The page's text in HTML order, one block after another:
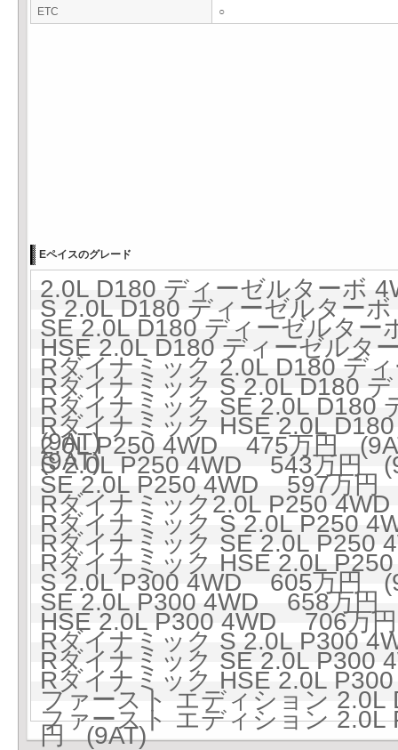
ETC ○
Eペイスのグレード
2.0L D180 ディーゼルターボ
S 2.0L D180 ディーゼルター
SE 2.0L D180 ディーゼルタ
HSE 2.0L D180 ディーゼル
Rダイナミック 2.0L D180 デ
Rダイナミック S 2.0L D180
Rダイナミック SE 2.0L
(9AT)
Rダイナミック HSE 2.0L
(9AT)
2.0L P250 4WD 475万円
S 2.0L P250 4WD 543万円
SE 2.0L P250 4WD 597万円
Rダイナミック2.0L P250
Rダイナミック S 2.0L P250
Rダイナミック SE 2.0L
Rダイナミック HSE 2.0L
S 2.0L P300 4WD 605万円
SE 2.0L P300 4WD 658万円
HSE 2.0L P300 4WD 706万
Rダイナミック S 2.0L P300
Rダイナミック SE 2.0L
Rダイナミック HSE 2.0L
ファースト エディション
円 (9AT)
ファースト エディション